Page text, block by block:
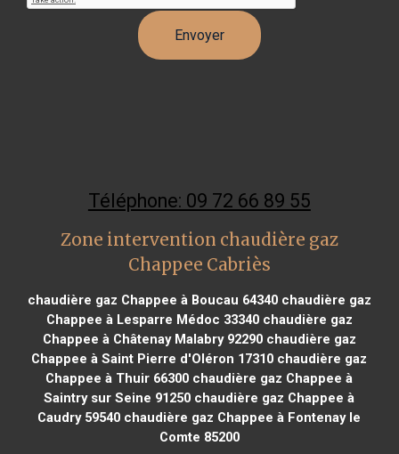
Téléphone: 09 72 66 89 55
Zone intervention chaudière gaz
Chappee Cabriès
chaudière gaz Chappee à Boucau 64340chaudière gaz
Chappee à Lesparre Médoc 33340chaudière gaz
Chappee à Châtenay Malabry 92290chaudière gaz
Chappee à Saint Pierre d'Oléron 17310 chaudière gaz
Chappee à Thuir 66300 chaudière gaz Chappee à
Saintry sur Seine 91250 chaudière gaz Chappee à
Caudry 59540 chaudière gaz Chappee à Fontenay le
Comte 85200